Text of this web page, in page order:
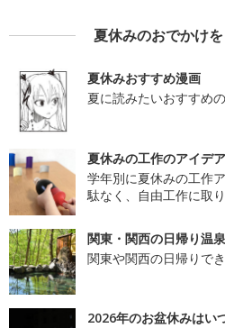
夏休みのおでかけ
夏休みおすすめ漫画
夏に読みたいおすすめ
夏休みの工作のアイデ
学年別に夏休みの工作
駄なく、自由工作に取
関東・関西の日帰り温泉
関東や関西の日帰りで
2026年のお盆休みはい